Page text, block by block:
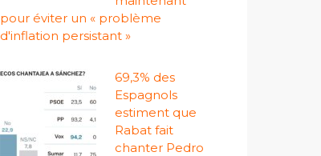
pour éviter un « problème
d'inflation persistant »
69,3% des
Espagnols
estiment que
Rabat fait
chanter Pedro